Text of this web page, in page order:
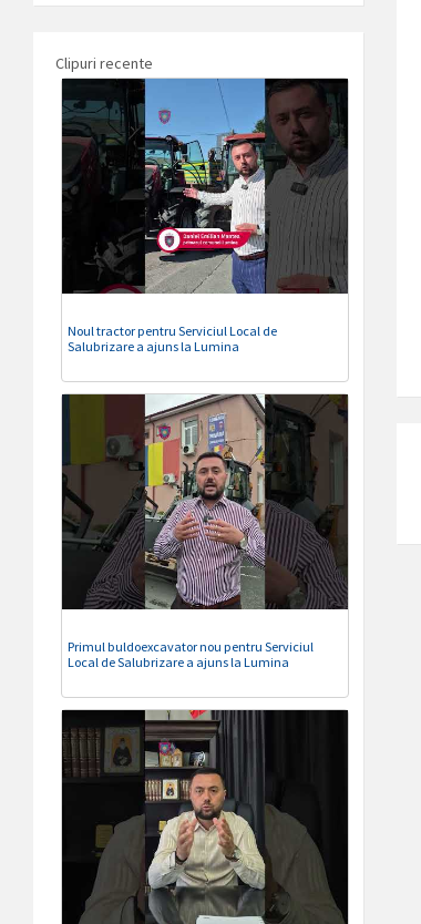
Clipuri recente
Noul tractor pentru Serviciul Local de
Salubrizare a ajuns la Lumina
Primul buldoexcavator nou pentru Serviciul
Local de Salubrizare a ajuns la Lumina